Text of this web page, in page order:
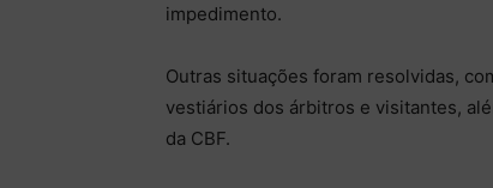
impedimento.
Outras situações foram resolvidas,
vestiários dos árbitros e visitantes,
da CBF.